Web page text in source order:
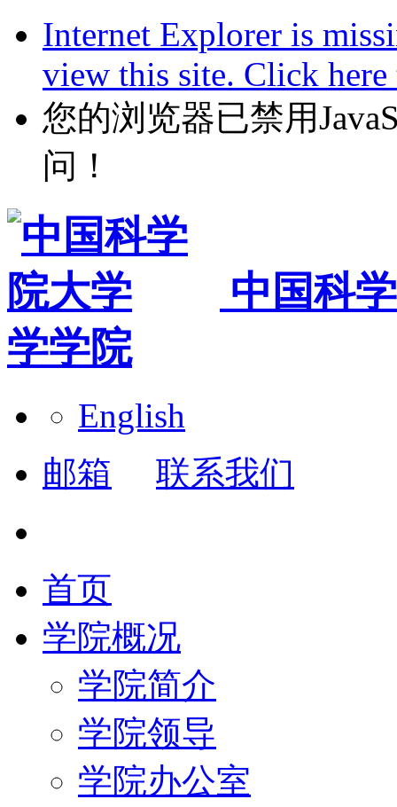
Internet Explorer is
view this site. Click
您的浏览器已禁用
问！
中国科
学学院
English
邮箱
联系我们
首页
学院概况
学院简介
学院领导
学院办公室